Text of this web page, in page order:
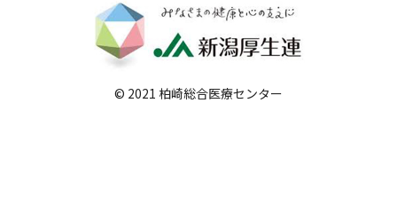
個人情報保護方針
反社会的勢力に対する基本方針
院内感染対策指針© 2021 柏崎総合医療センター